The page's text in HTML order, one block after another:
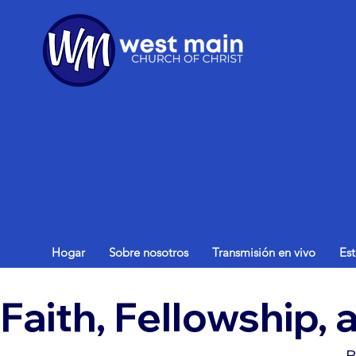
Hogar Sobre nosotros Transmisión en vivo
Faith, Fellowship,